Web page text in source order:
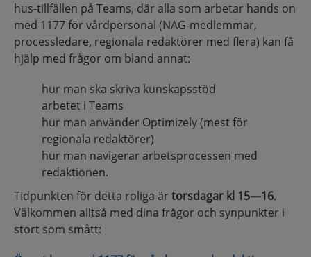
hus-tillfällen på Teams, där alla som arbetar hands on
med 1177 för vårdpersonal (NAG-medlemmar,
processledare, regionala redaktörer med flera) kan få
hjälp med frågor om bland annat:
hur man ska skriva kunskapsstöd
arbetet i Teams
hur man använder Optimizely (mest för
regionala redaktörer)
hur man navigerar arbetsprocessen med
redaktionen.
Tidpunkten för detta roliga är torsdagar kl 15—16.
Välkommen alltså med dina frågor och synpunkter i
stort som smått: